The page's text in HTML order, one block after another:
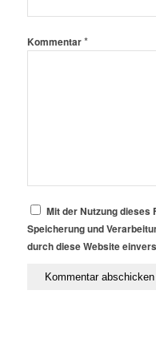
Kommentar*
Mit der Nutzung
Speicherung und
durch diese Website